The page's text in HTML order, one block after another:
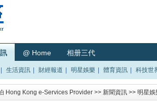
@ Home 相册三代
生活資訊 財經報道 明星娛樂 體育資訊 科技世
Hong Kong e-Services Provider >> 新聞資訊 >> 明星娛